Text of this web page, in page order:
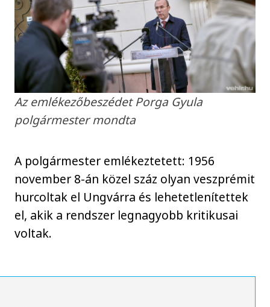
Az emlékezőbeszédet Porga Gyula
polgármester mondta
A polgármester emlékeztetett: 1956
november 8-án közel száz olyan veszprémit
hurcoltak el Ungvárra és lehetetlenítettek
el, akik a rendszer legnagyobb kritikusai
voltak.